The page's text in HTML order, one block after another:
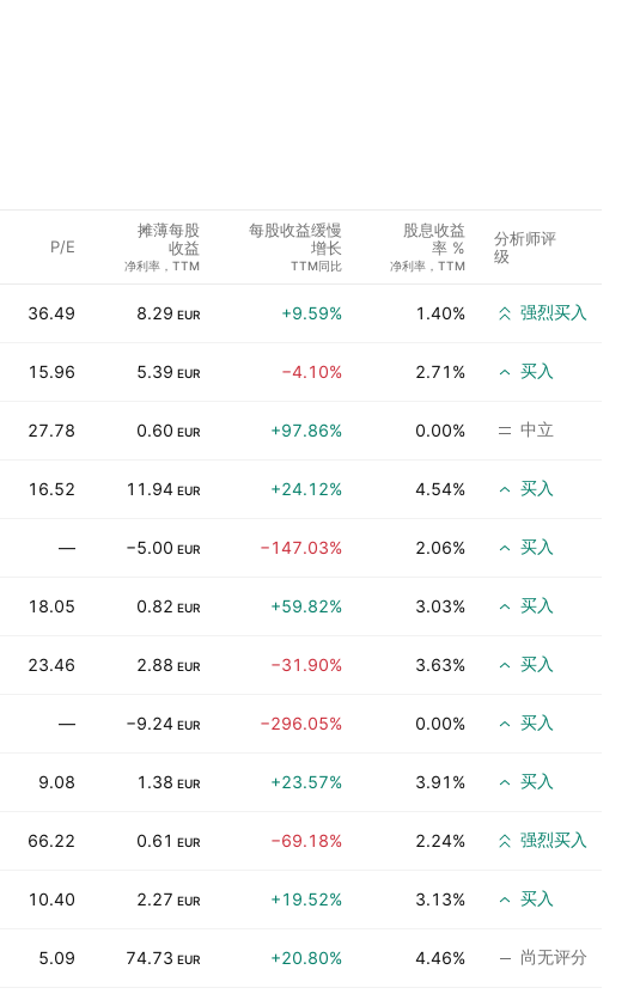
P/E
摊薄每股
收益
净利率，TTM
每股收益缓慢
增长
TTM同比
股息收益
率 %
净利率，TTM
分析师评
级
36.49 8.29 EUR +9.59% 1.40% 强烈买入
15.96 5.39 EUR −4.10% 2.71% 买入
27.78 0.60 EUR +97.86% 0.00% 中立
16.52 11.94 EUR +24.12% 4.54% 买入
— −5.00 EUR −147.03% 2.06% 买入
18.05 0.82 EUR +59.82% 3.03% 买入
23.46 2.88 EUR −31.90% 3.63% 买入
— −9.24 EUR −296.05% 0.00% 买入
9.08 1.38 EUR +23.57% 3.91% 买入
66.22 0.61 EUR −69.18% 2.24% 强烈买入
10.40 2.27 EUR +19.52% 3.13% 买入
5.09 74.73 EUR +20.80% 4.46% 尚无评分